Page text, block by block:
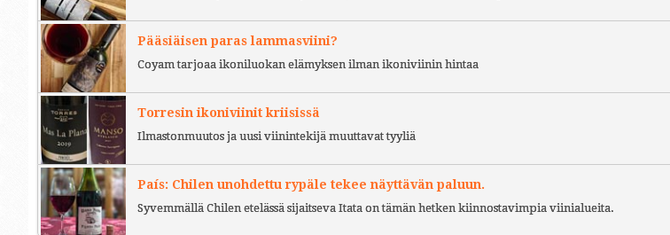
Pääsiäisen paras lammasviini?
Coyam tarjoaa ikoniluokan elämyksen ilman ikoniviinin hintaa
Torresin ikoniviinit kriisissä
Ilmastonmuutos ja uusi viinintekijä muuttavat tyyliä
País: Chilen unohdettu rypäle tekee näyttävän paluun.
Syvemmällä Chilen etelässä sijaitseva Itata on tämän hetken kiinnostavimpia viinialueita.